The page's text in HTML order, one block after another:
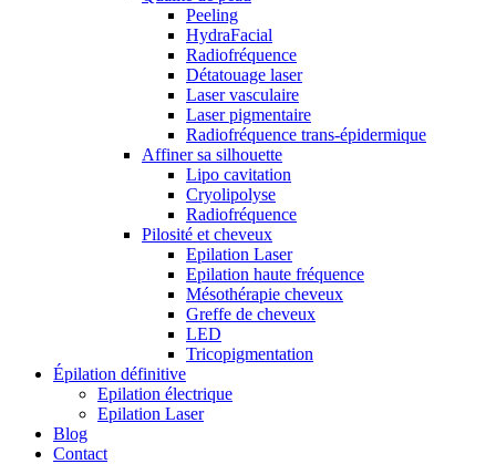
Peeling
HydraFacial
Radiofréquence
Détatouage laser
Laser vasculaire
Laser pigmentaire
Radiofréquence trans-épidermique
Affiner sa silhouette
Lipo cavitation
Cryolipolyse
Radiofréquence
Pilosité et cheveux
Epilation Laser
Epilation haute fréquence
Mésothérapie cheveux
Greffe de cheveux
LED
Tricopigmentation
Épilation définitive
Epilation électrique
Epilation Laser
Blog
Contact